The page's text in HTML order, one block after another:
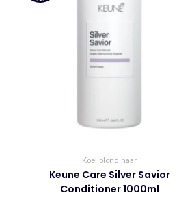
Koel blond haar
Keune Care Silver Savior
Conditioner 1000ml